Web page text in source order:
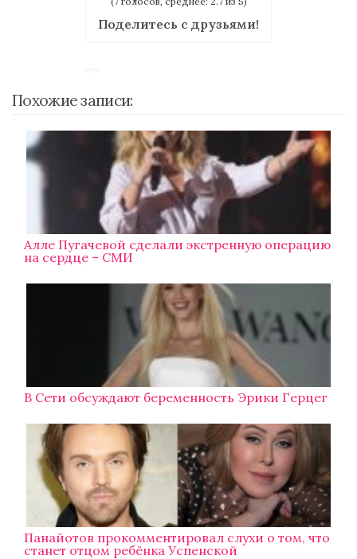
Поделитесь с друзьями!
Похожие записи:
Алле Пугачевой сделали экстренную операцию
на сердце – СМИ
В Сети обсуждают беременность Эрики Герцег
Панайотов прокомментировал слухи о том, что
станет отцом ребёнка Успенской